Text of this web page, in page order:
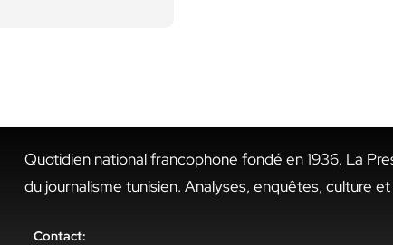
Quotidien national francophone fondé en 1936, La
du journalisme tunisien. Analyses, enquêtes, culture
Contact: